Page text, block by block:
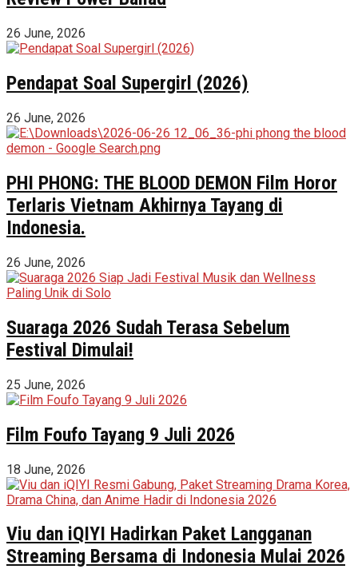
26 June, 2026
Pendapat Soal Supergirl (2026)
26 June, 2026
PHI PHONG: THE BLOOD DEMON Film Horor
Terlaris Vietnam Akhirnya Tayang di
Indonesia.
26 June, 2026
Suaraga 2026 Sudah Terasa Sebelum
Festival Dimulai!
25 June, 2026
Film Foufo Tayang 9 Juli 2026
18 June, 2026
Viu dan iQIYI Hadirkan Paket Langganan
Streaming Bersama di Indonesia Mulai 2026